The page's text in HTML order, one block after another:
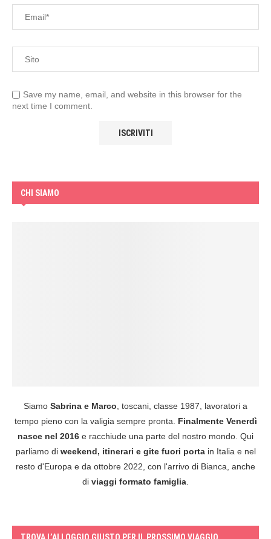
Save my name, email, and website in this browser for the
next time I comment.
CHI SIAMO
Siamo Sabrina e Marco, toscani, classe 1987, lavoratori a
tempo pieno con la valigia sempre pronta. Finalmente Venerdì
nasce nel 2016 e racchiude una parte del nostro mondo. Qui
parliamo di weekend, itinerari e gite fuori portain Italia e nel
resto d'Europa e da ottobre 2022, con l'arrivo di Bianca, anche
di viaggi formato famiglia.